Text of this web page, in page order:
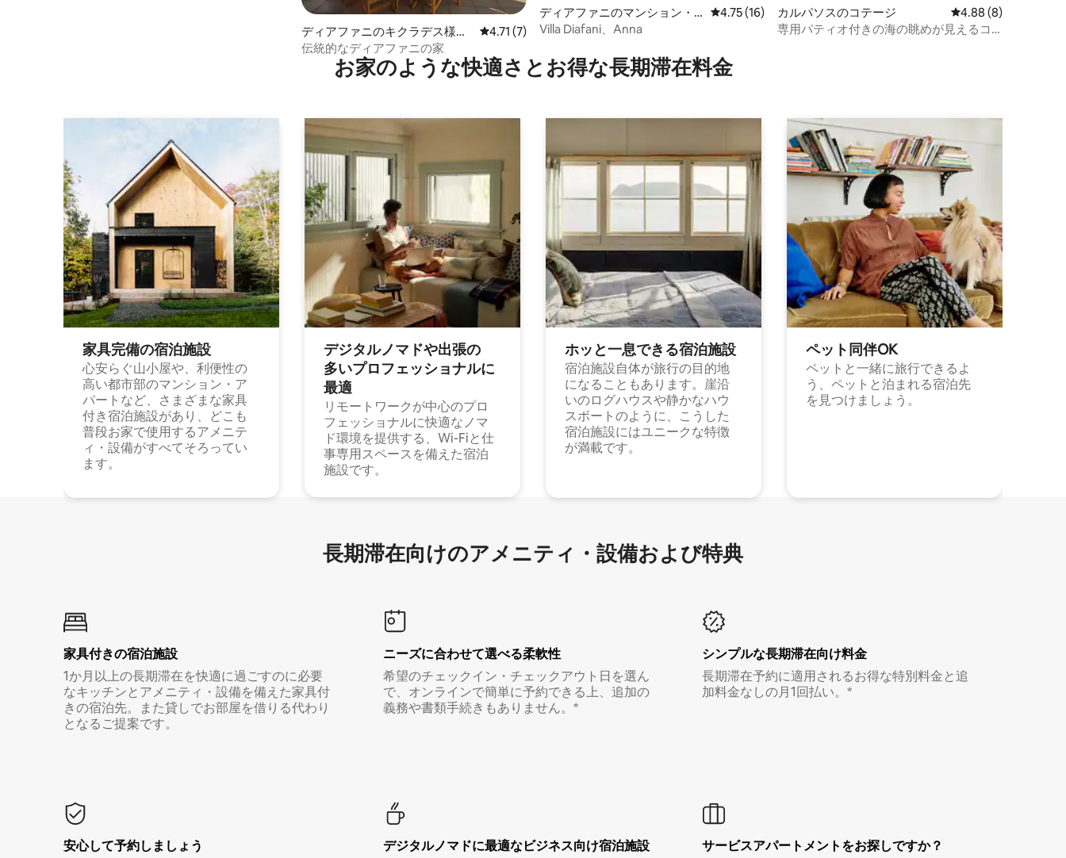
ディアファニのキクラデス様式
の家
レビュー7件、5つ星中4.71つ星の平均評価
4.71 (7)
伝統的なディアファニの家
ディアファニのマンション・
アパート
レビュー16件、5つ星中4.75つ星の平均評価
4.75 (16)
Villa Diafani、Anna
カルパソスのコテージ レビュー8件、5つ星
4.88 (8)
専用パティオ付きの海の眺めが見えるコ
お家のような快⁠適⁠さ⁠とお⁠得⁠な長⁠期⁠滞⁠在料⁠金
家具完備の宿⁠泊⁠施⁠設
心安らぐ山小屋や、利便性の
高い都市部のマンション・ア
パートなど、さまざまな家具
付き宿泊施設があり、どこも
普段お家で使用するアメニテ
ィ・設備がすべてそろってい
ます。
デジタルノマドや出⁠張⁠の
多⁠いプ⁠ロ⁠フ⁠ェ⁠ッ⁠シ⁠ョ⁠ナ⁠ル⁠に
最⁠適
リモートワークが中心のプロ
フェッショナルに快適なノマ
ド環境を提供する、Wi-Fiと仕
事専用スペースを備えた宿泊
施設です。
ホッと一⁠息⁠で⁠き⁠る宿⁠泊施⁠設
宿泊施設自体が旅行の目的地
になることもあります。崖沿
いのログハウスや静かなハウ
スボートのように、こうした
宿泊施設にはユニークな特徴
が満載です。
ペット同⁠伴OK
ペットと一緒に旅行できるよ
う、ペットと泊まれる宿泊先
を見つけましょう。
長期滞在向け⁠のア⁠メ⁠ニ⁠テ⁠ィ⁠・設⁠備⁠および特⁠典
家具付き⁠の宿⁠泊⁠施⁠設
1か月以上の長期滞在を快適に過ごすのに必要
なキッチンとアメニティ・設備を備えた家具付
きの宿泊先。また貸しでお部屋を借りる代わり
となるご提案です。
ニーズに合わせて選べる柔軟性
希望のチェックイン・チェックアウト日を選ん
で、オンラインで簡単に予約できる上、追加の
義務や書類手続きもありません。*
シンプルな長期滞在向け料金
長期滞在予約に適用されるお得な特別料金と追
加料金なしの月1回払い。*
安心して予約しましょう
デジタルノマド⁠に最⁠適⁠なビ⁠ジ⁠ネ⁠ス⁠向⁠け宿⁠泊⁠施⁠設
サービスアパートメントをお探しですか？